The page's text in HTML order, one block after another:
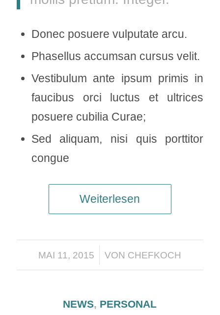
Donec posuere vulputate arcu.
Phasellus accumsan cursus velit.
Vestibulum ante ipsum primis in
faucibus orci luctus et ultrices
posuere cubilia Curae;
Sed aliquam, nisi quis porttitor
congue
Weiterlesen
MAI 11, 2015
/ VON CHEFKOCH
NEWS, PERSONAL